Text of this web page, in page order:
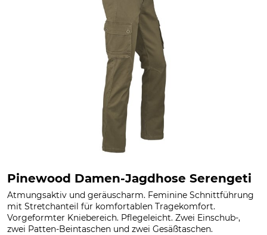
Pinewood Damen-Jagdhose Serengeti
Atmungsaktiv und geräuscharm. Feminine Schnittführung
mit Stretchanteil für komfortablen Tragekomfort.
Vorgeformter Kniebereich. Pflegeleicht. Zwei Einschub-,
zwei Patten-Beintaschen und zwei Gesäßtaschen.